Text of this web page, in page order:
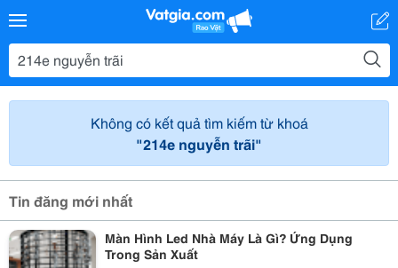
Không có kết quả tìm kiếm từ khoá
"214e nguyễn trãi"
Tin đăng mới nhất
Màn Hình Led Nhà Máy Là Gì? Ứng Dụng
Trong Sản Xuất